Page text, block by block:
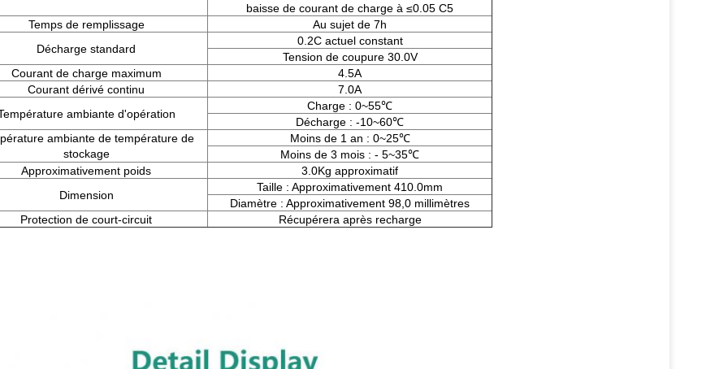
baisse de courant de charge à ≤0.05 C5
Temps de remplissage
Au sujet de 7h
Décharge standard
0.2C actuel constant
Tension de coupure 30.0V
Courant de charge maximum
4.5A
Courant dérivé continu
7.0A
ambiante d'opération
Charge : 0~55℃
Décharge : -10~60℃
ambiante de température de
stockage
Moins de 1 an : 0~25℃
Moins de 3 mois : - 5~35℃
Approximativement poids
3.0Kg approximatif
Dimension
Taille : Approximativement 410.0mm
Diamètre : Approximativement 98,0 millimètres
Protection de court-circuit
Récupérera après recharge